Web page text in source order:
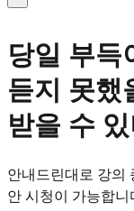
당일 부득
듣지 못했
받을 수
안내드린대로 강의
안 시청이 가능합니